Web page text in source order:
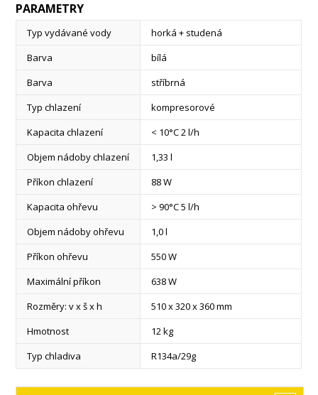
PARAMETRY
Typ vydávané vody
horká + studená
Barva
bílá
Barva
stříbrná
Typ chlazení
kompresorové
Kapacita chlazení
< 10°C 2 l/h
Objem nádoby chlazení
1,33 l
Příkon chlazení
88 W
Kapacita ohřevu
> 90°C 5 l/h
Objem nádoby ohřevu
1,0 l
Příkon ohřevu
550 W
Maximální příkon
638 W
Rozměry: v x š x h
510 x 320 x 360 mm
Hmotnost
12 kg
Typ chladiva
R134a/29g